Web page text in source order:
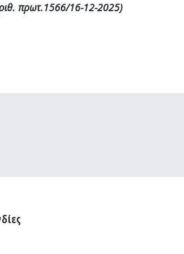
πρωτ.1566/16-12-2025)